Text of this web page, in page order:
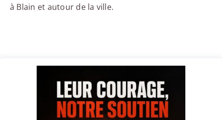
à Blain et autour de la ville.